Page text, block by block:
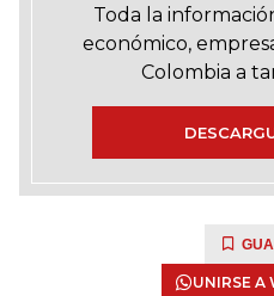
Toda la
económico,
Colombia a
UNIRSE A